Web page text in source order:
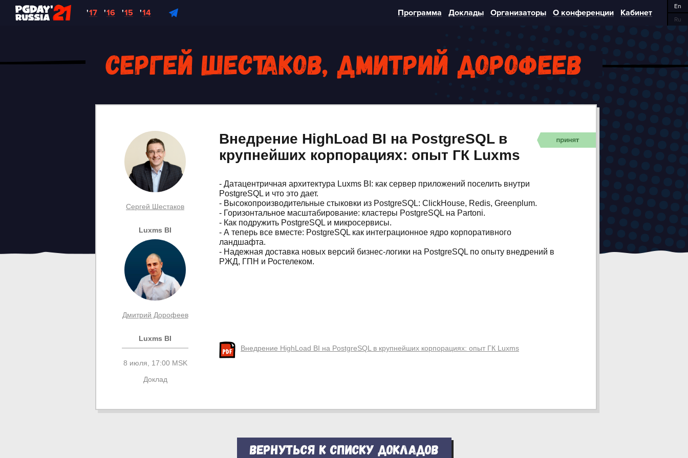
'17 '16 '15 '14 Программа Доклады Организаторы О конференции Кабинет
En
Ru
Сергей Шестаков, Дмитрий Дорофеев
Сергей Шестаков
Luxms BI
Дмитрий Дорофеев
Luxms BI
8 июля, 17:00 MSK
Доклад
Внедрение HighLoad BI на PostgreSQL в
крупнейших корпорациях: опыт ГК Luxms
- Датацентричная архитектура Luxms BI: как сервер приложений поселить внутри
PostgreSQL и что это дает.
- Высокопроизводительные стыковки из PostgreSQL: ClickHouse, Redis, Greenplum.
- Горизонтальное масштабирование: кластеры PostgreSQL на Partoni.
- Как подружить PostgreSQL и микросервисы.
- А теперь все вместе: PostgreSQL как интеграционное ядро корпоративного
ландшафта.
- Надежная доставка новых версий бизнес-логики на PostgreSQL по опыту внедрений в
РЖД, ГПН и Ростелеком.
Внедрение HighLoad BI на PostgreSQL в крупнейших корпорациях: опыт ГК Luxms
Вернуться к списку докладов